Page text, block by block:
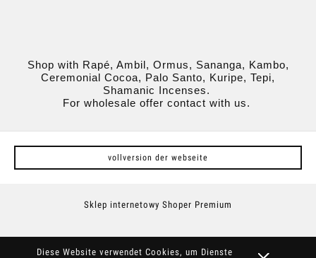
Diese Website verwendet Cookies, um Dienste
Shop with Rapé, Ambil, Ormus, Sananga, Kambo,
Ceremonial Cocoa, Palo Santo, Kuripe, Tepi,
Shamanic Incenses.
For wholesale offer contact with us.
vollversion der webseite
Sklep internetowy Shoper Premium